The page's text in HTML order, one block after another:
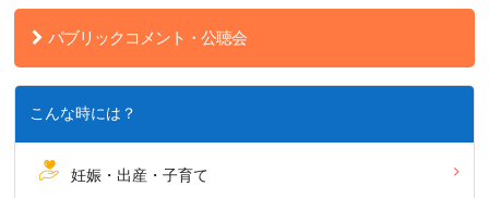
パブリックコメント・公聴会
こんな時には？
妊娠・出産・子育て